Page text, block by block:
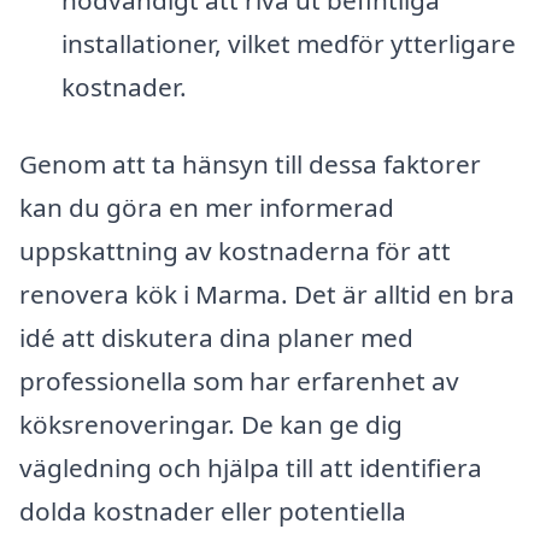
installationer, vilket medför ytterligare
kostnader.
Genom att ta hänsyn till dessa faktorer
kan du göra en mer informerad
uppskattning av kostnaderna för att
renovera kök i Marma. Det är alltid en bra
idé att diskutera dina planer med
professionella som har erfarenhet av
köksrenoveringar. De kan ge dig
vägledning och hjälpa till att identifiera
dolda kostnader eller potentiella